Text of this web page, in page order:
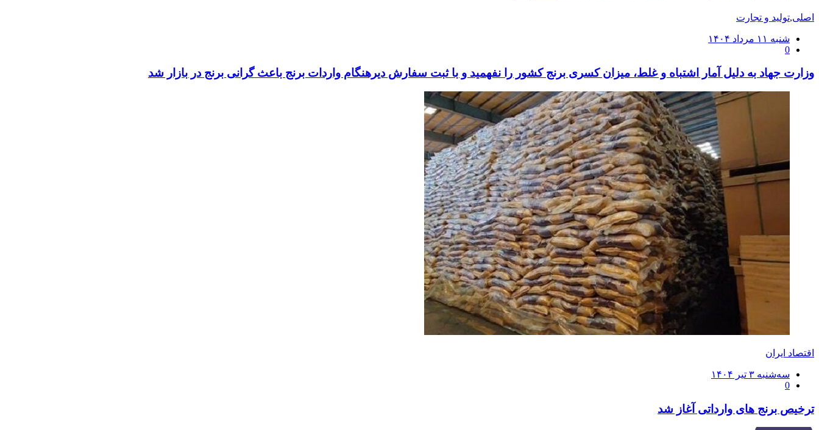
اصلی,تولید و تجارت
ارسال
شده
شنبه ۱۱ مرداد ۱۴۰۴
0
وزارت جهاد به دلیل آمار اشتباه و غلط، میزان کسری برنج کشور را نفهمید و با ثبت سفارش دیرهنگام واردات برنج باعث گرانی برنج در بازار شد
اقتصاد ایران
ارسال
شده
سه‌شنبه ۳ تیر ۱۴۰۴
0
ترخیص برنج های وارداتی آغاز شد